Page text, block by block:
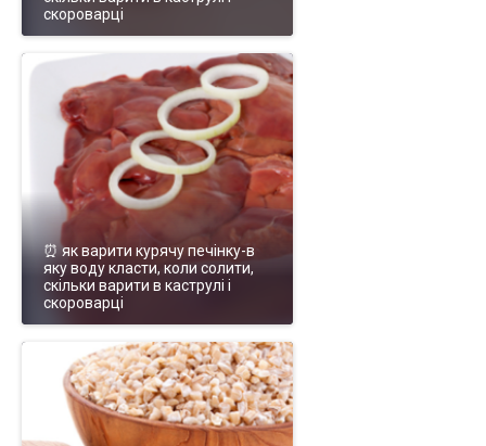
скороварці
⏰ як варити курячу печінку-в
яку воду класти, коли солити,
скільки варити в каструлі і
скороварці